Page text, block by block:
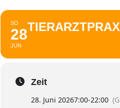
SO
28
JUN
Zeit
28. Juni 20267:00-22:00